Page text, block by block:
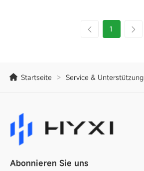
1
Startseite > Service & Unterstützung
Abonnieren Sie uns